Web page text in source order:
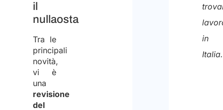
il
nullaosta
Tra le
principali
novità,
vi è
una
revisione
del
in
Italia.